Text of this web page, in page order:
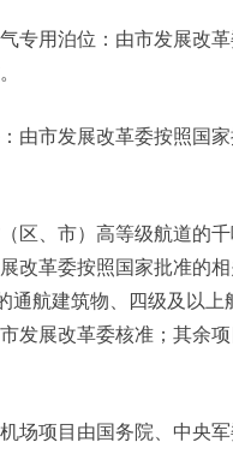
用泊位：由市发展改革
市发展改革委按照国家
、市）高等级航道的千
改革委按照国家批准的
通航建筑物、四级及以上
发展改革委核准；其余
项目由国务院、中央军